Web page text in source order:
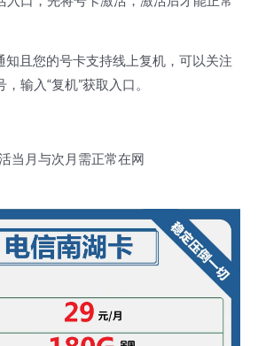
知且您的号卡支持线上复机，可以关注
输入“复机”获取入口。
当月与次月需正常在网